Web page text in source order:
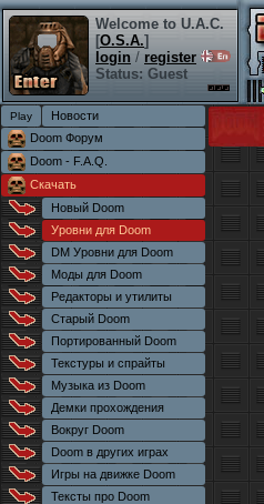
Welcome to U.A.C.
[O.S.A.]
login / register
Status: Guest
Новости
Doom Форум
Doom - F.A.Q.
Скачать
Новый Doom
Уровни для Doom
DM Уровни для Doom
Моды для Doom
Редакторы и утилиты
Старый Doom
Портированный Doom
Текстуры и спрайты
Музыка из Doom
Демки прохождения
Вокруг Doom
Doom в других играх
Игры на движке Doom
Тексты про Doom